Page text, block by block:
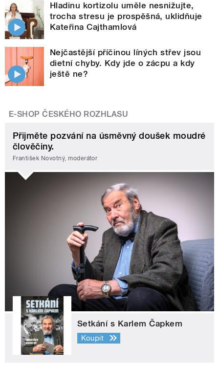
Hladinu kortizolu uměle nesnižujte,
trocha stresu je prospěšná, uklidňuje
Kateřina Cajthamlová
Nejčastější příčinou líných střev jsou
dietní chyby. Kdy jde o zácpu a kdy
ještě ne?
E-SHOP ČESKÉHO ROZHLASU
Přijměte pozvání na úsměvný doušek moudré
člověčiny.
František Novotný, moderátor
Setkání s Karlem Čapkem
Koupit